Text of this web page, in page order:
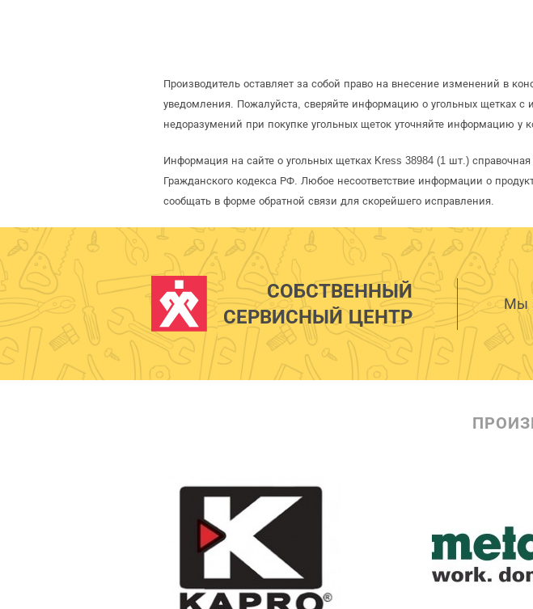
Производитель оставляет за собой право на внесение изменений в
уведомления. Пожалуйста, сверяйте информацию о угольных щетках
недоразумений при покупке угольных щеток уточняйте информацию у
Информация на сайте о угольных щетках Kress 38984 (1 шт.)
Гражданского кодекса РФ. Любое несоответствие информации о
сообщать в форме обратной связи для скорейшего исправления.
СОБСТВЕННЫЙ
СЕРВИСНЫЙ ЦЕНТР
Мы